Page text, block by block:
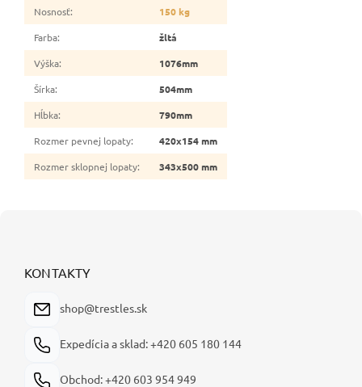
Nosnosť:
150 kg
Farba:
žltá
Výška:
1076mm
Šírka:
504mm
Hĺbka:
790mm
Rozmer pevnej lopaty:
420x154 mm
Rozmer sklopnej lopaty: 343x500 mm
KONTAKTY
shop@trestles.sk
Expedícia a sklad: +420 605 180 144
Obchod: +420 603 954 949